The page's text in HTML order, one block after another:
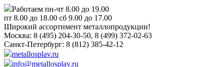
Работаем пн-чт 8.00 до 19.00
пт 8.00 до 18.00 сб 9.00 до 17.00
Широкий ассортимент металлопродукции!
Москва: 8 (495) 204-30-50, 8 (499) 372-02-63
Санкт-Петербург: 8 (812) 385-42-12
metallosplav.ru
info@metallosplav.ru